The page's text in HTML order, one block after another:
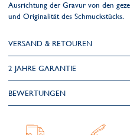
Ausrichtung der Gravur von den
und Originalität des Schmuckstücks.
VERSAND & RETOUREN
2 JAHRE GARANTIE
BEWERTUNGEN